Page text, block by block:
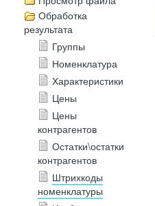
Обработка
результата
Группы
Номенклатура
Характеристики
Цены
Цены
контрагентов
Остатки\остатки
контрагентов
Штрихкоды
номенклатуры